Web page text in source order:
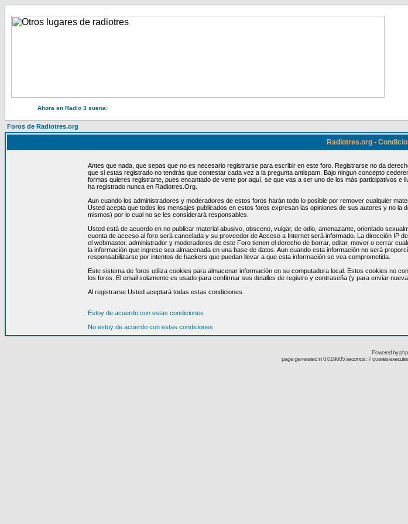
Ahora en Radio 3 suena:
Foros de Radiotres.org
Radiotres.org -
Antes que nada, que sepas que no es necesario registrarse para escribir en este foro. Registrarse no da
que si estas registrado no tendrás que contestar cada vez a la pregunta antispam. Bajo ningun concepto
formas quieres registrarte, pues encantado de verte por aquí, se que vas a ser uno de los más participativos
ha registrado nunca en Radiotres.Org.
Aun cuando los administradores y moderadores de estos foros harán todo lo posible por remover cualquier
Usted acepta que todos los mensajes publicados en estos foros expresan las opiniones de sus autores y no
mismos) por lo cual no se les considerará responsables.
Usted está de acuerdo en no publicar material abusivo, obsceno, vulgar, de odio, amenazante, orientado
cuenta de acceso al foro será cancelada y su proveedor de Acceso a Internet será informado. La dirección IP
el webmaster, administrador y moderadores de este Foro tienen el derecho de borrar, editar, mover o cerrar
la información que ingrese sea almacenada en una base de datos. Aun cuando esta información no será
responsabilizarse por intentos de hackers que puedan llevar a que esta información se vea comprometida.
Este sistema de foros utiliza cookies para almacenar información en su computadora local. Estos cookies no
los foros. El email solamente es usado para confirmar sus detalles de registro y contraseña (y para enviar
Al registrarse Usted aceptará todas estas condiciones.
Estoy de acuerdo con estas condiciones
No estoy de acuerdo con estas condiciones
Powered by
page generated in 0.019605 seconds : 7 queries